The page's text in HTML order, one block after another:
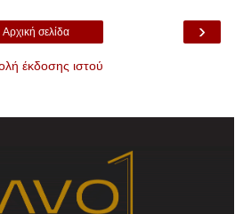
›
Αρχική σελίδα
έκδοσης ιστού